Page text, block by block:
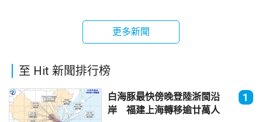
更多新聞
至 Hit 新聞排行榜
白海豚最快傍晚登陸浙閩沿
岸 福建上海轉移逾廿萬人
1